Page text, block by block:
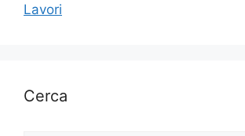
Lavori​​
Cerca